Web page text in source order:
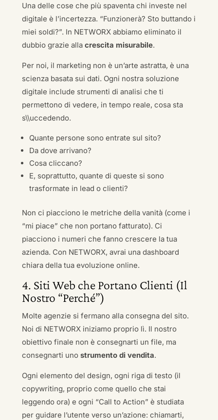
Una delle cose che più spaventa chi investe nel
digitale è l’incertezza. “Funzionerà? Sto buttando i
miei soldi?”. In NETWORX abbiamo eliminato il
dubbio grazie alla crescita misurabile.
Per noi, il marketing non è un’arte astratta, è una
scienza basata sui dati. Ogni nostra soluzione
digitale include strumenti di analisi che ti
permettono di vedere, in tempo reale, cosa sta
s\\uccedendo.
Quante persone sono entrate sul sito?
Da dove arrivano?
Cosa cliccano?
E, soprattutto, quante di queste si sono
trasformate in lead o clienti?
Non ci piacciono le metriche della vanità (come i
“mi piace” che non portano fatturato). Ci
piacciono i numeri che fanno crescere la tua
azienda. Con NETWORX, avrai una dashboard
chiara della tua evoluzione online.
4. Siti Web che Portano Clienti (Il
Nostro “Perché”)
Molte agenzie si fermano alla consegna del sito.
Noi di NETWORX iniziamo proprio lì. Il nostro
obiettivo finale non è consegnarti un file, ma
consegnarti uno strumento di vendita.
Ogni elemento del design, ogni riga di testo (il
copywriting, proprio come quello che stai
leggendo ora) e ogni “Call to Action” è studiata
per guidare l’utente verso un’azione: chiamarti,